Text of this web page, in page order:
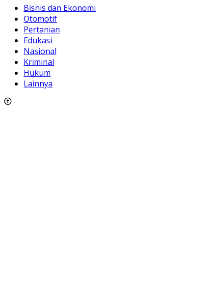
Bisnis dan Ekonomi
Otomotif
Pertanian
Edukasi
Nasional
Kriminal
Hukum
Lainnya